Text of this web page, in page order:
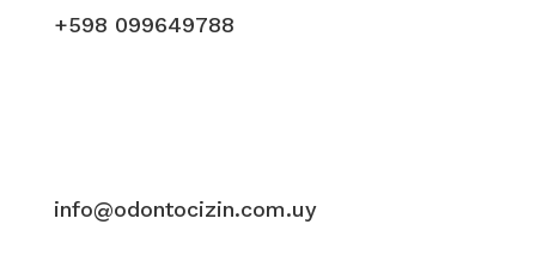
+598 099649788
info@odontocizin.com.uy